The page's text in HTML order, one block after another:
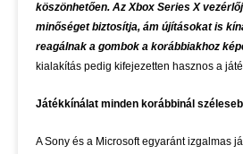
köszönhetően. Az Xbox Series X
minőséget biztosítja, ám újításokat is
reagálnak a gombok a korábbiakhoz
kialakítás pedig kifejezetten hasznos a
Játékkínálat minden korábbinál
A Sony és a Microsoft egyaránt izgalmas